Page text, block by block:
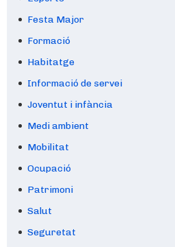
Festa Major
Formació
Habitatge
Informació de servei
Joventut i infància
Medi ambient
Mobilitat
Ocupació
Patrimoni
Salut
Seguretat